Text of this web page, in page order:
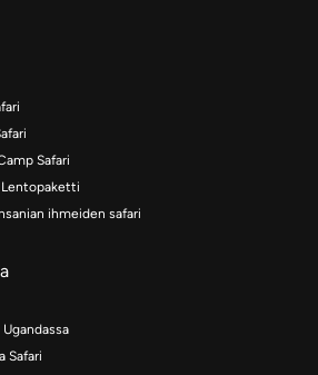
Safari
ihmeiden safari
Safari